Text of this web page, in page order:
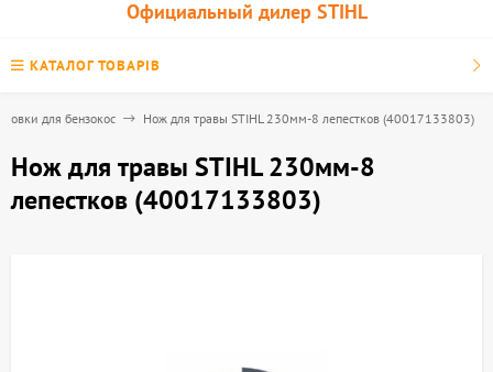
Официальный дилер STIHL
КАТАЛОГ ТОВАРІВ
для бензокос Нож для травы STIHL 230мм-8 лепестков (40017133803)
Нож для травы STIHL 230мм-8
лепестков (40017133803)